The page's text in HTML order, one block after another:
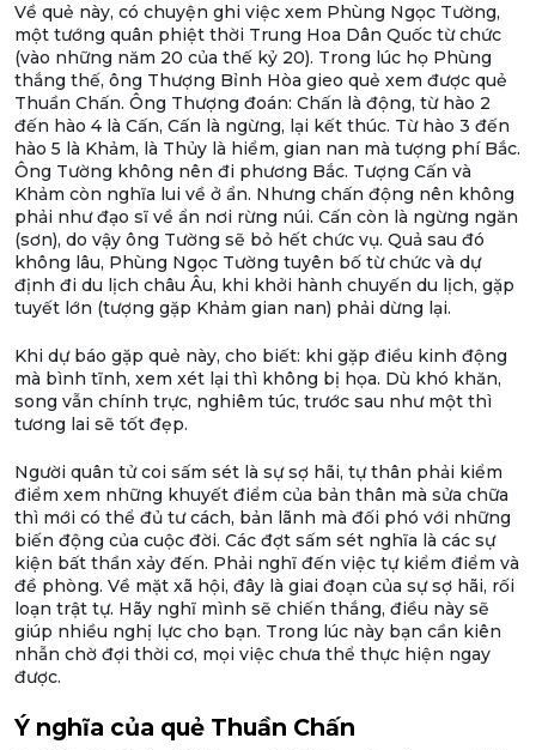
Về quẻ này, có chuyện ghi việc xem Phùng Ngọc Tường,
một tướng quân phiệt thời Trung Hoa Dân Quốc từ chức
(vào những năm 20 của thế kỷ 20). Trong lúc họ Phùng
thắng thế, ông Thượng Bỉnh Hòa gieo quẻ xem được quẻ
Thuần Chấn. Ông Thượng đoán: Chấn là động, từ hào 2
đến hào 4 là Cấn, Cấn là ngừng, lại kết thúc. Từ hào 3 đến
hào 5 là Khảm, là Thủy là hiểm, gian nan mà tượng phí Bắc.
Ông Tường không nên đi phương Bắc. Tượng Cấn và
Khảm còn nghĩa lui về ở ẩn. Nhưng chấn động nên không
phải như đạo sĩ về ẩn nơi rừng núi. Cấn còn là ngừng ngăn
(sơn), do vậy ông Tường sẽ bỏ hết chức vụ. Quả sau đó
không lâu, Phùng Ngọc Tường tuyên bố từ chức và dự
định đi du lịch châu Âu, khi khởi hành chuyến du lịch, gặp
tuyết lớn (tượng gặp Khảm gian nan) phải dừng lại.
Khi dự báo gặp quẻ này, cho biết: khi gặp điều kinh động
mà bình tĩnh, xem xét lại thì không bị họa. Dù khó khăn,
song vẫn chính trực, nghiêm túc, trước sau như một thì
tương lai sẽ tốt đẹp.
Người quân tử coi sấm sét là sự sợ hãi, tự thân phải kiểm
điểm xem những khuyết điểm của bản thân mà sửa chữa
thì mới có thể đủ tư cách, bản lãnh mà đối phó với những
biến động của cuộc đời. Các đợt sấm sét nghĩa là các sự
kiện bất thần xảy đến. Phải nghĩ đến việc tự kiểm điểm và
đề phòng. Về mặt xã hội, đây là giai đoạn của sự sợ hãi, rối
loạn trật tự. Hãy nghĩ mình sẽ chiến thắng, điều này sẽ
giúp nhiều nghị lực cho bạn. Trong lúc này bạn cần kiên
nhẫn chờ đợi thời cơ, mọi việc chưa thể thực hiện ngay
được.
Ý nghĩa của quẻ Thuần Chấn